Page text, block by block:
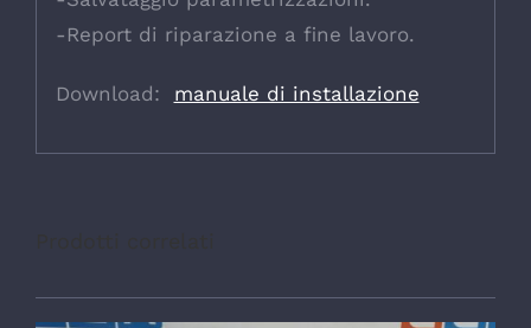
-Report di riparazione a fine lavoro.
Download: manuale di installazione